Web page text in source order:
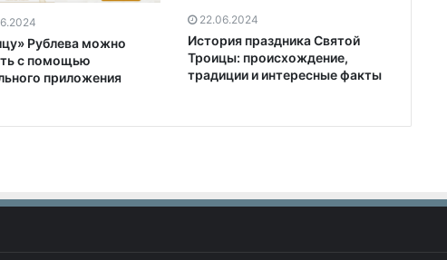
Рублева можно
с помощью
приложения
22.06.2024
История праздника Святой
Троицы: происхождение,
традиции и интересные факты